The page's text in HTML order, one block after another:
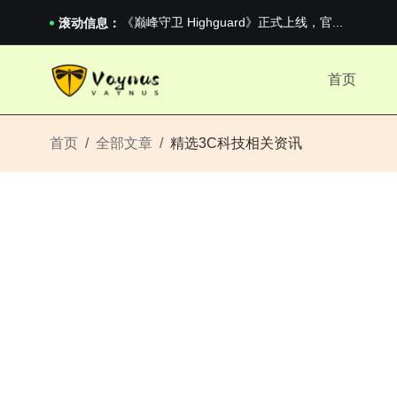
滚动信息：
《巅峰守卫 Highguard》正式上线，官...
男生找对象最重要的是什么？太真实了
《巅峰守卫 Highguard》正式上线，官...首页
首页 全部文章 精选3C科技相关资讯